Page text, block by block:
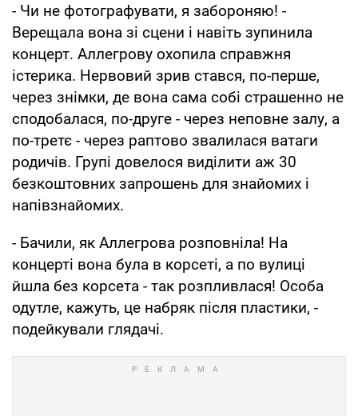
- Чи не фотографувати, я забороняю! -
Верещала вона зі сцени і навіть зупинила
концерт. Аллегрову охопила справжня
істерика. Нервовий зрив стався, по-перше,
через знімки, де вона сама собі страшенно не
сподобалася, по-друге - через неповне залу, а
по-третє - через раптово звалилася ватаги
родичів. Групі довелося виділити аж 30
безкоштовних запрошень для знайомих і
напівзнайомих.
- Бачили, як Аллегрова розповніла! На
концерті вона була в корсеті, а по вулиці
йшла без корсета - так розпливлася! Особа
одутле, кажуть, це набряк після пластики, -
подейкували глядачі.